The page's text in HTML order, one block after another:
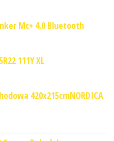
Mc+ 4.0 Bluetooth
111Y XL
420x215cmNORDICA